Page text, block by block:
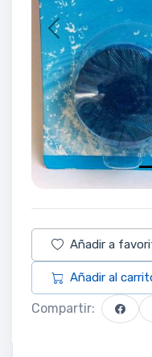
Previous
Añadir a
Añadir al
Compartir: